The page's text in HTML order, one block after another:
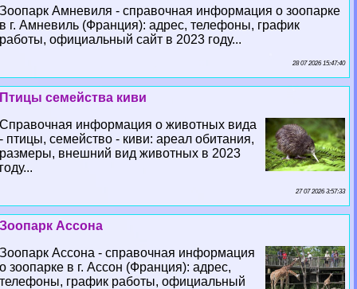
Зоопарк Амневиля - справочная информация о зоопарке
в г. Амневиль (Франция): адрес, телефоны, график
работы, официальный сайт в 2023 году...
28 07 2026 15:47:40
Птицы семейства киви
Справочная информация о животных вида
- птицы, семейство - киви: ареал обитания,
размеры, внешний вид животных в 2023
году...
27 07 2026 3:57:33
Зоопарк Ассона
Зоопарк Ассона - справочная информация
о зоопарке в г. Ассон (Франция): адрес,
телефоны, график работы, официальный